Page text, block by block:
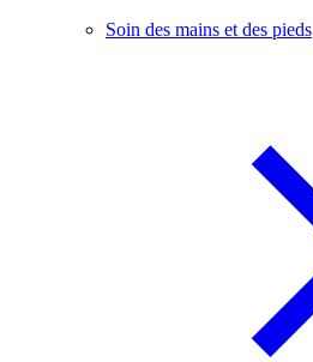
Soin des mains et des pieds